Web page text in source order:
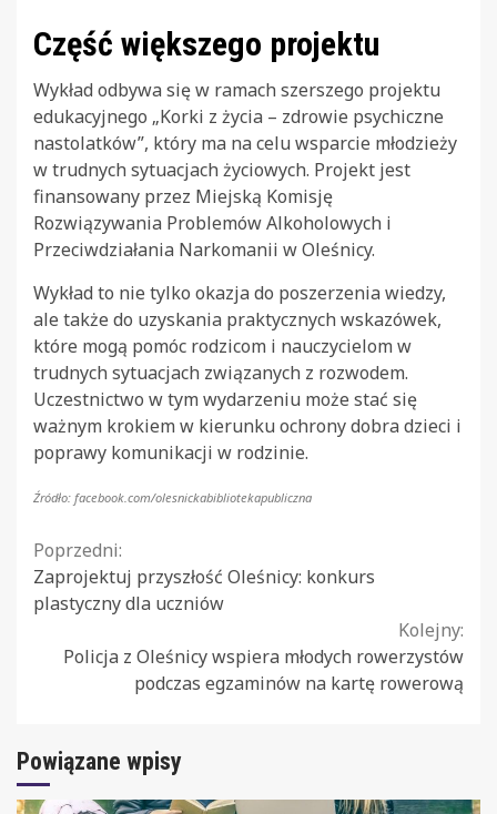
Część większego projektu
Wykład odbywa się w ramach szerszego projektu
edukacyjnego „Korki z życia – zdrowie psychiczne
nastolatków”, który ma na celu wsparcie młodzieży
w trudnych sytuacjach życiowych. Projekt jest
finansowany przez Miejską Komisję
Rozwiązywania Problemów Alkoholowych i
Przeciwdziałania Narkomanii w Oleśnicy.
Wykład to nie tylko okazja do poszerzenia wiedzy,
ale także do uzyskania praktycznych wskazówek,
które mogą pomóc rodzicom i nauczycielom w
trudnych sytuacjach związanych z rozwodem.
Uczestnictwo w tym wydarzeniu może stać się
ważnym krokiem w kierunku ochrony dobra dzieci i
poprawy komunikacji w rodzinie.
Źródło: facebook.com/olesnickabibliotekapubliczna
Continue
Reading
Poprzedni:
Zaprojektuj przyszłość Oleśnicy: konkurs
plastyczny dla uczniów
Kolejny:
Policja z Oleśnicy wspiera młodych rowerzystów
podczas egzaminów na kartę rowerową
Powiązane wpisy